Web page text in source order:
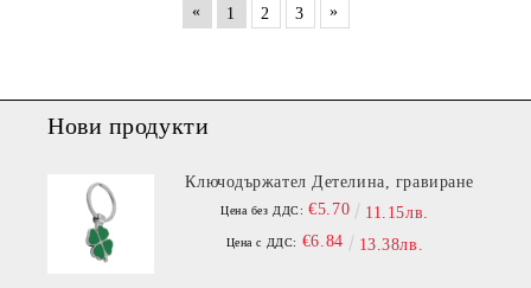
«
1 2 3 »
Нови продукти
Ключодържател Детелина, гравиране
Цена без ДДС: €5.70 11.15лв.
Цена с ДДС: €6.84 13.38лв.